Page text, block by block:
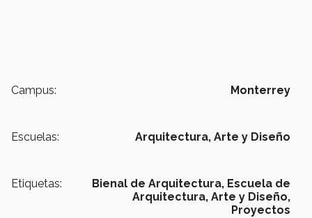
Campus: Monterrey
Escuelas: Arquitectura, Arte y Diseño
Etiquetas: Bienal de Arquitectura, Escuela de
Arquitectura, Arte y Diseño,
Proyectos